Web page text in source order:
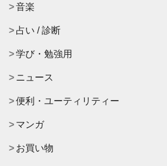
音楽
占い / 診断
学び・勉強用
ニュース
便利・ユーティリティー
マンガ
お買い物